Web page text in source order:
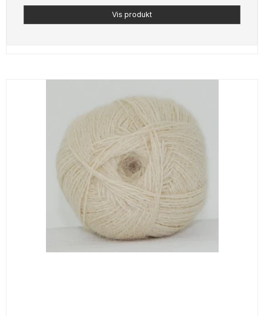
Vis produkt